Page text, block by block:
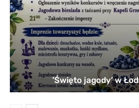
’Święto jagody’ w